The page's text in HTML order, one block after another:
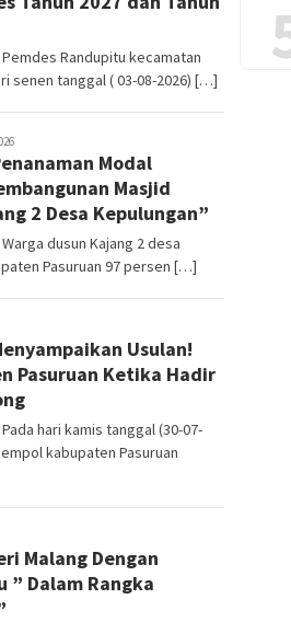
Randupitu kecamatan
senen tanggal ( 03-08-2026) […]
Modal
Masjid
2 Desa Kepulungan”
dusun Kajang 2 desa
Pasuruan 97 persen […]
Usulan!
Pasuruan Ketika Hadir
hari kamis tanggal (30-07-
kabupaten Pasuruan
Malang Dengan
” Dalam Rangka